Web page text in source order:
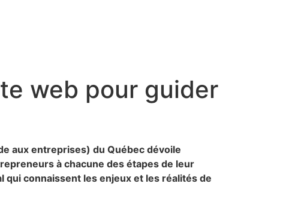
web pour guider
aux entreprises) du Québec dévoile
à chacune des étapes de leur
connaissent les enjeux et les réalités de